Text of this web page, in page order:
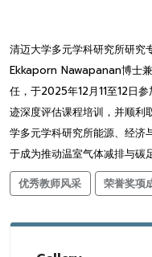
清迈大学多元学科研究所研
Ekkaporn Nawapanan博士
任，于2025年12月11至12日
迹深度评估课程培训，并顺利
学多元学科研究所能源、经济
于成为推动温室气体减排与碳
优秀教师风采
荣誉奖项